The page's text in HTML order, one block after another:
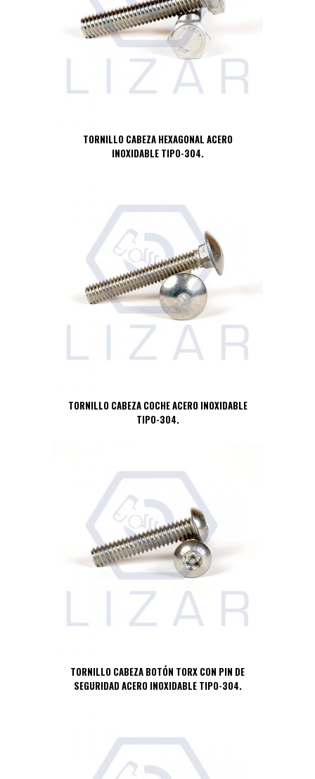
TORNILLO CABEZA HEXAGONAL ACERO
INOXIDABLE TIPO-304.
TORNILLO CABEZA COCHE ACERO INOXIDABLE
TIPO-304.
TORNILLO CABEZA BOTÓN TORX CON PIN DE
SEGURIDAD ACERO INOXIDABLE TIPO-304.